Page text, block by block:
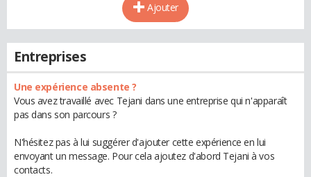
Ajouter
Entreprises
Une expérience absente ?
Vous avez travaillé avec Tejani dans une entreprise qui n'apparaît
pas dans son parcours ?
N'hésitez pas à lui suggérer d'ajouter cette expérience en lui
envoyant un message. Pour cela ajoutez d'abord Tejani à vos
contacts.